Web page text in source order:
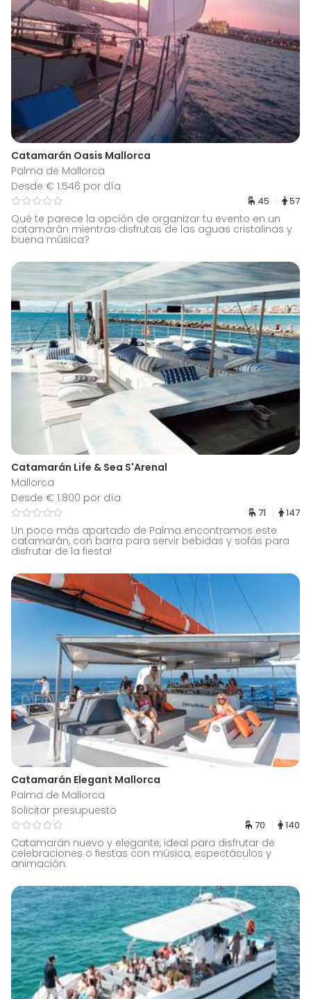
Catamarán Oasis Mallorca
Palma de Mallorca
Desde € 1.546 por día
45 57
Qué te parece la opción de organizar tu evento en un
catamarán mientras disfrutas de las aguas cristalinas y
buena música?
Catamarán Life & Sea S'Arenal
Mallorca
Desde € 1.800 por día
71 147
Un poco más apartado de Palma encontramos este
catamarán, con barra para servir bebidas y sofás para
disfrutar de la fiesta!
Catamarán Elegant Mallorca
Palma de Mallorca
Solicitar presupuesto
70 140
Catamarán nuevo y elegante, ideal para disfrutar de
celebraciones o fiestas con música, espectáculos y
animación.